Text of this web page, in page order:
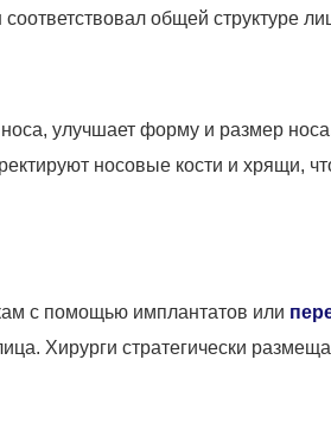
общей структуре
улучшает форму и размер
носовые кости и хрящи,
с помощью имплантатов или
Хирурги стратегически